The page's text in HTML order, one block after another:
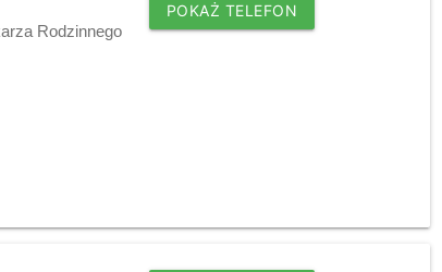
Rodzinnego
POKAŻ TELEFON